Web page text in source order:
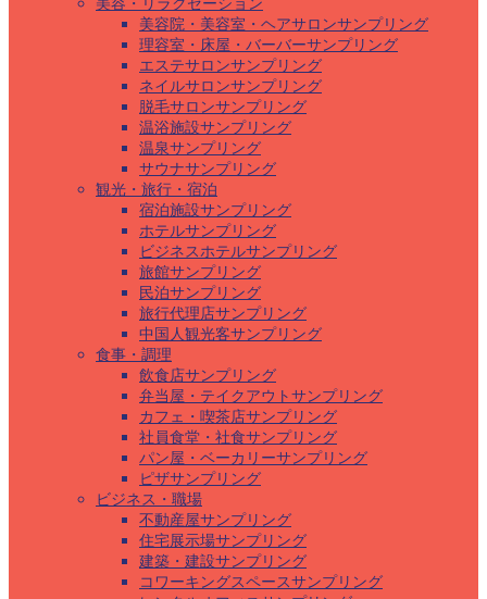
美容・リラクゼーション
美容院・美容室・ヘアサロンサンプリング
理容室・床屋・バーバーサンプリング
エステサロンサンプリング
ネイルサロンサンプリング
脱毛サロンサンプリング
温浴施設サンプリング
温泉サンプリング
サウナサンプリング
観光・旅行・宿泊
宿泊施設サンプリング
ホテルサンプリング
ビジネスホテルサンプリング
旅館サンプリング
民泊サンプリング
旅行代理店サンプリング
中国人観光客サンプリング
食事・調理
飲食店サンプリング
弁当屋・テイクアウトサンプリング
カフェ・喫茶店サンプリング
社員食堂・社食サンプリング
パン屋・ベーカリーサンプリング
ピザサンプリング
ビジネス・職場
不動産屋サンプリング
住宅展示場サンプリング
建築・建設サンプリング
コワーキングスペースサンプリング